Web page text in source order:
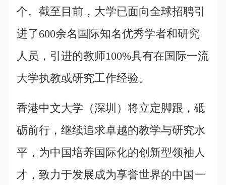
个。截至目前，大学已面向全球招聘引
进了600余名国际知名优秀学者和研究
人员，引进的教师100%具有在国际一流
大学执教或研究工作经验。
香港中文大学（深圳）将立定脚跟，砥
砺前行，继续追求卓越的教学与研究水
平，为中国培养国际化的创新型领袖人
才，致力于发展成为享誉世界的中国一